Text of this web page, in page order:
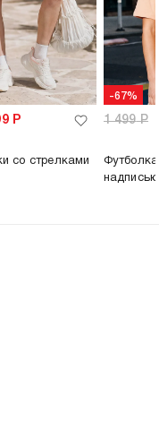
Р
со стрелками
-67%
1 499Р
надписью